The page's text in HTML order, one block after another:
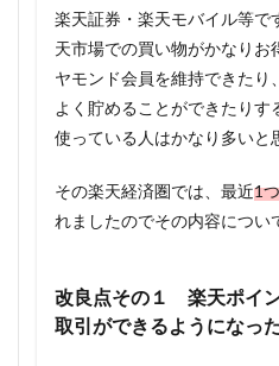
楽天証券・楽天モバイル等で
天市場での買い物がかなりお
ヤモンド会員を維持できた
よく貯めることができたり
使っている人はかなり多いと
その楽天経済圏では、最近1
れましたのでその内容につい
改良点その１ 楽天ポイ
取引ができるようになっ